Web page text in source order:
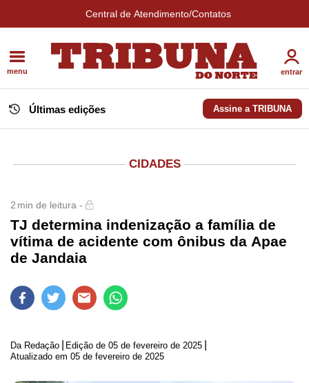
Central de Atendimento/Contatos
menu entrar
Últimas edições Assine a TRIBUNA
CIDADES
2 min de leitura -
TJ determina indenização a família de
vítima de acidente com ônibus da Apae
de Jandaia
Da Redação Edição de 05 de fevereiro de 2025
Atualizado em 05 de fevereiro de 2025